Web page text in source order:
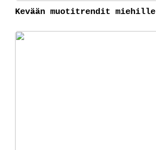
Kevään muotitrendit miehille